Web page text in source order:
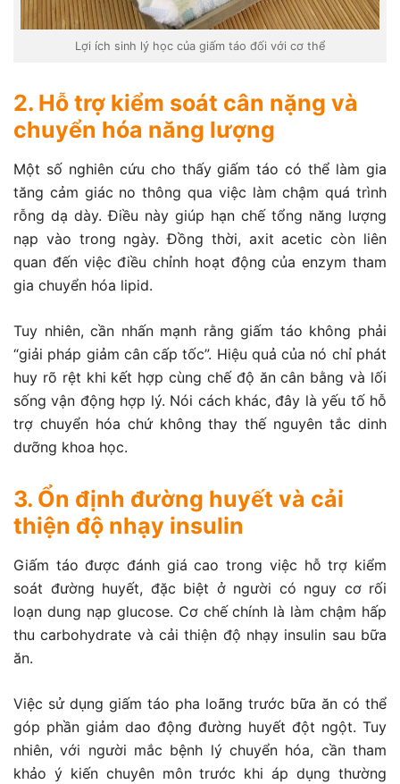
Lợi ích sinh lý học của giấm táo đối với cơ thể
2. Hỗ trợ kiểm soát cân nặng và
chuyển hóa năng lượng
Một số nghiên cứu cho thấy giấm táo có thể làm gia
tăng cảm giác no thông qua việc làm chậm quá trình
rỗng dạ dày. Điều này giúp hạn chế tổng năng lượng
nạp vào trong ngày. Đồng thời, axit acetic còn liên
quan đến việc điều chỉnh hoạt động của enzym tham
gia chuyển hóa lipid.
Tuy nhiên, cần nhấn mạnh rằng giấm táo không phải
“giải pháp giảm cân cấp tốc”. Hiệu quả của nó chỉ phát
huy rõ rệt khi kết hợp cùng chế độ ăn cân bằng và lối
sống vận động hợp lý. Nói cách khác, đây là yếu tố hỗ
trợ chuyển hóa chứ không thay thế nguyên tắc dinh
dưỡng khoa học.
3. Ổn định đường huyết và cải
thiện độ nhạy insulin
Giấm táo được đánh giá cao trong việc hỗ trợ kiểm
soát đường huyết, đặc biệt ở người có nguy cơ rối
loạn dung nạp glucose. Cơ chế chính là làm chậm hấp
thu carbohydrate và cải thiện độ nhạy insulin sau bữa
ăn.
Việc sử dụng giấm táo pha loãng trước bữa ăn có thể
góp phần giảm dao động đường huyết đột ngột. Tuy
nhiên, với người mắc bệnh lý chuyển hóa, cần tham
khảo ý kiến chuyên môn trước khi áp dụng thường